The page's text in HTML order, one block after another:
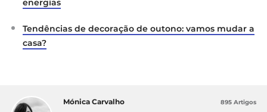
energias
Tendências de decoração de outono: vamos mudar a
casa?
Mónica Carvalho 895 Artigos